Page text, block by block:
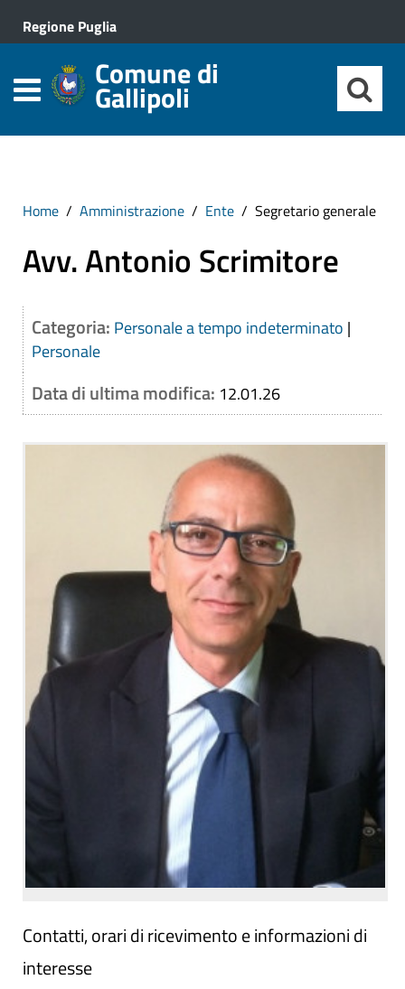
Regione Puglia
Comune di
Gallipoli
Home Amministrazione Ente Segretario generale
Avv. Antonio Scrimitore
Categoria: Personale a tempo indeterminato |
Personale
Data di ultima modifica: 12.01.26
Contatti, orari di ricevimento e informazioni di
interesse